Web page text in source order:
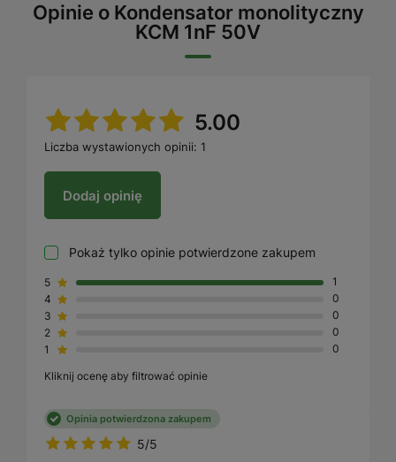
Opinie o Kondensator monolityczny
KCM 1nF 50V
5.00
Liczba wystawionych opinii: 1
Dodaj opinię
Pokaż tylko opinie potwierdzone zakupem
5
1
4
0
3
0
2
0
1
0
Kliknij ocenę aby filtrować opinie
5/5
Opinia potwierdzona zakupem